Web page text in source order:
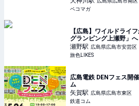
ペコマガ
【広島】ワイルドライ
グランピング上瀬野」
瀬野駅 広島県広島市安芸区
旅色LIKES
広島電鉄 DENフェス開
ム
矢賀駅 広島県広島市東区
鉄道コム